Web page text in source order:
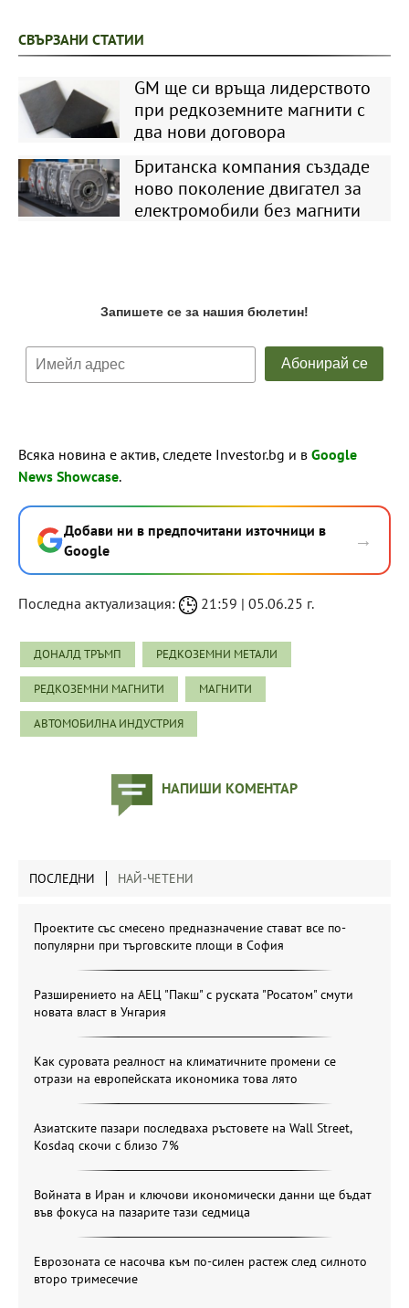
СВЪРЗАНИ СТАТИИ
GM ще си връща лидерството
при редкоземните магнити с
два нови договора
Британска компания създаде
ново поколение двигател за
електромобили без магнити
Всяка новина е актив, следете Investor.bg и в Google
News Showcase.
Добави ни в предпочитани източници в
Google
→
Последна актуализация: 21:59 | 05.06.25 г.
ДОНАЛД ТРЪМП РЕДКОЗЕМНИ МЕТАЛИ
РЕДКОЗЕМНИ МАГНИТИ МАГНИТИ
АВТОМОБИЛНА ИНДУСТРИЯ
НАПИШИ КОМЕНТАР
ПОСЛЕДНИ НАЙ-ЧЕТЕНИ
Проектите със смесено предназначение стават все по-
популярни при търговските площи в София
Разширението на АЕЦ "Пакш" с руската "Росатом" смути
новата власт в Унгария
Как суровата реалност на климатичните промени се
отрази на европейската икономика това лято
Азиатските пазари последваха ръстовете на Wall Street,
Kosdaq скочи с близо 7%
Войната в Иран и ключови икономически данни ще бъдат
във фокуса на пазарите тази седмица
Еврозоната се насочва към по-силен растеж след силното
второ тримесечие